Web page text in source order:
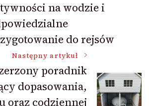
na wodzie i
do rejsów
Następny artykuł
poradnik
dopasowania,
oraz codziennej